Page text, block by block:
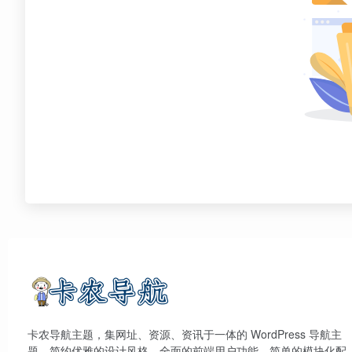
卡农导航主题，集网址、资源、资讯于一体的 WordPress 导航主